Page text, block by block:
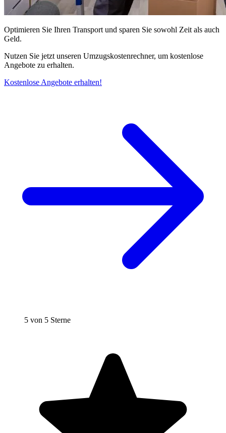
Optimieren Sie Ihren Transport und sparen Sie sowohl Zeit als auch
Geld.
Nutzen Sie jetzt unseren Umzugskostenrechner, um kostenlose
Angebote zu erhalten.
Kostenlose Angebote erhalten!
5 von 5 Sterne